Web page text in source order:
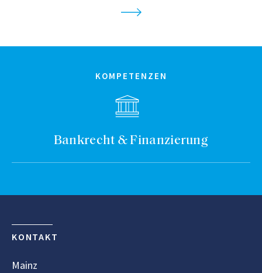
KOMPETENZEN
Bankrecht & Finanzierung
KONTAKT
Mainz